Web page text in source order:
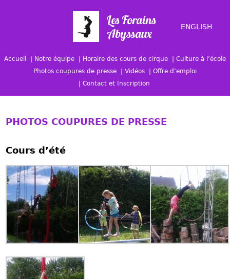
ENGLISH
Accueil Notre équipe Horaire des cours de cirque
Culture à l’école
Photos coupures de presse
Vidéos
Offre d’emploi
Contact et Inscription
PHOTOS COUPURES DE PRESSE
Cours d’été